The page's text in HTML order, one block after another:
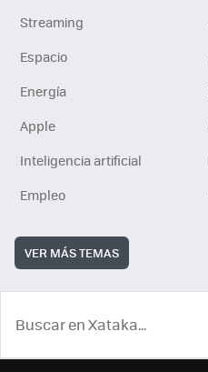
Streaming
Espacio
Energía
Apple
Inteligencia artificial
Empleo
VER MÁS TEMAS